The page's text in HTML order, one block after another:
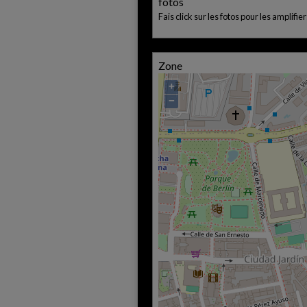
Fais click sur les fotos pour les
Zone
+
−